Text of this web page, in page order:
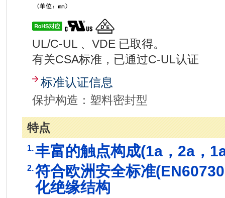
UL/C-UL 、VDE 已取得。
有关CSA标准，已通过C-UL认证
标准认证信息
保护构造：塑料密封型
特点
1.丰富的触点构成(1a，2a，
2.符合欧洲安全标准
化绝缘结构